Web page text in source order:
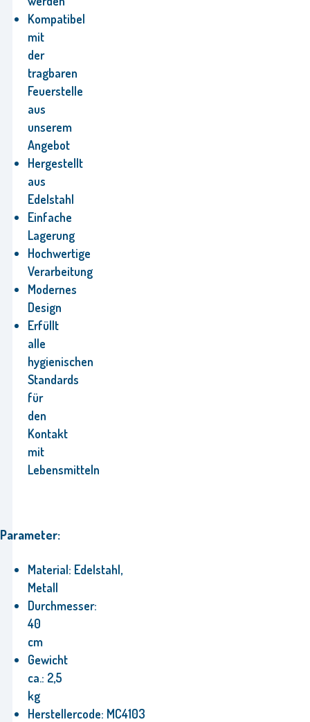
Kompatibel
mit
der
tragbaren
Feuerstelle
aus
unserem
Angebot
Hergestellt
aus
Edelstahl
Einfache
Lagerung
Hochwertige
Verarbeitung
Modernes
Design
Erfüllt
alle
hygienischen
Standards
für
den
Kontakt
mit
Lebensmitteln
Parameter:
Material: Edelstahl,
Metall
Durchmesser:
40
cm
Gewicht
ca.: 2,5
kg
Herstellercode: MC4103